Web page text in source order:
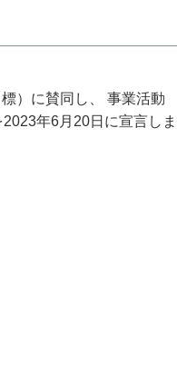
）に賛同し、 事業活動
年6月20日に宣言しま